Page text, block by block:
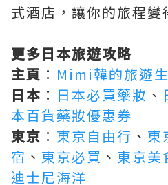
式酒店，讓你的旅程變
更多日本旅遊攻略
主頁 ： Mimi韓的旅遊
日本 ： 日本必買藥妝 、
本百貨藥妝優惠券
東京 ： 東京自由行 、 東
宿 、 東京必買 、 東京美
迪士尼海洋